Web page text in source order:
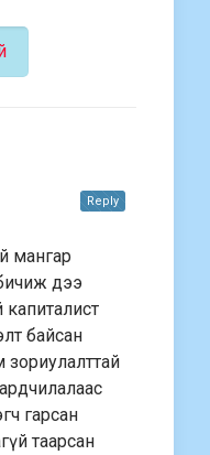
мангар
дээ
капиталист
байсан
зориулалттай
гарсан
таарсан
Reply